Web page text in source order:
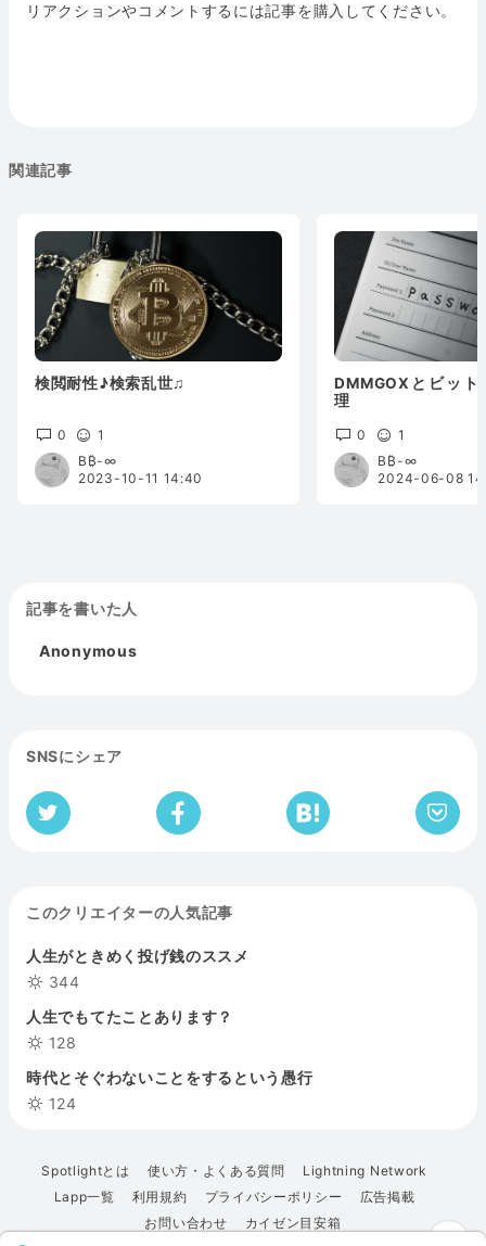
リアクションやコメントするには記事を購入してください。
関連記事
検閲耐性♪検索乱世♫
0
1
B₿-∞
2023-10-11 14:40
DMMGOXとビット
理
0
1
B₿-∞
2024-06-08
記事を書いた人
Anonymous
SNSにシェア
このクリエイターの人気記事
人生がときめく投げ銭のススメ
344
人生でもてたことあります？
128
時代とそぐわないことをするという愚行
124
Spotlightとは 使い方・よくある質問
Lightning Network
Lapp一覧
利用規約 プライバシーポリシー
広告掲載
お問い合わせ
カイゼン目安箱